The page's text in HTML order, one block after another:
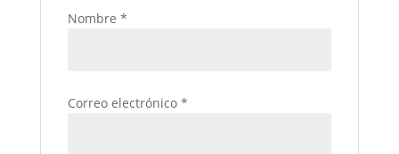
Nombre *
Correo electrónico *